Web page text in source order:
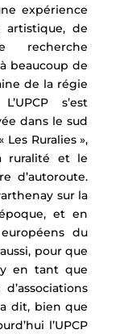
expérience
de
recherche
beaucoup de
de la régie
s’est
dans le sud
Ruralies »,
ruralité et le
d’autoroute.
sur la
et en
du
pour que
en tant que
dit, bien que
l’UPCP